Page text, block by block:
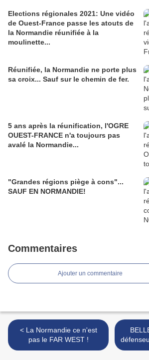
Elections régionales 2021: Une vidéo
de Ouest-France passe les atouts de
la Normandie réunifiée à la
moulinette...
Réunifiée, la Normandie ne porte plus
sa croix... Sauf sur le chemin de fer.
5 ans après la réunification, l'OGRE
OUEST-FRANCE n'a toujours pas
avalé la Normandie...
"Grandes régions piège à cons"...
SAUF EN NORMANDIE!
Commentaires
Ajouter un commentaire
< La Normandie ce n'est
pas le FAR WEST !
des